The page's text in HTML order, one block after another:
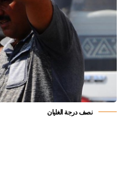
نصف درجة الغليان